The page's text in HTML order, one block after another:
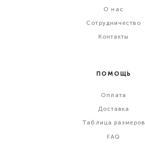
О нас
Сотрудничество
Контакты
ПОМОЩЬ
Оплата
Доставка
Таблица размеров
FAQ